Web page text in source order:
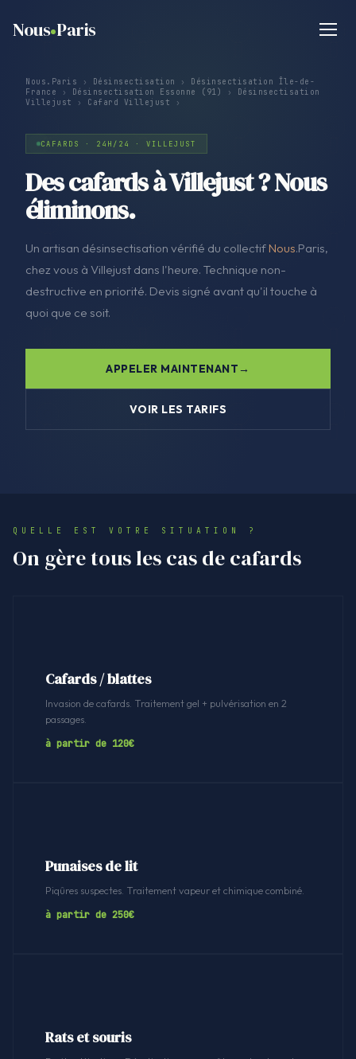
Nous Paris
Nous.Paris › Désinsectisation › Désinsectisation Île-de-
France › Désinsectisation Essonne (91) ›
Désinsectisation
Villejust
› Cafard Villejust ›
CAFARDS · 24H/24 · VILLEJUST
Des cafards à Villejust ? Nous
éliminons.
Un artisan désinsectisation vérifié du collectifNous.Paris,
chez vous à Villejust dans l'heure. Technique non-
destructive en priorité. Devis signé avant qu'il touche à
quoi que ce soit.
APPELER MAINTENANT
VOIR LES TARIFS
QUELLE EST VOTRE SITUATION ?
On gère tous les cas de cafards
Cafards / blattes
Invasion de cafards. Traitement gel + pulvérisation en 2
passages.
à partir de 120€
Punaises de lit
Piqûres suspectes. Traitement vapeur et chimique combiné.
à partir de 250€
Rats et souris